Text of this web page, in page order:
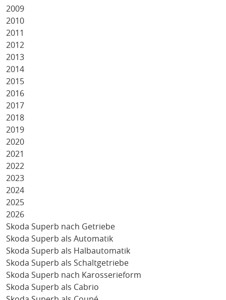
2009
2010
2011
2012
2013
2014
2015
2016
2017
2018
2019
2020
2021
2022
2023
2024
2025
2026
Skoda Superb nach Getriebe
Skoda Superb als Automatik
Skoda Superb als Halbautomatik
Skoda Superb als Schaltgetriebe
Skoda Superb nach Karosserieform
Skoda Superb als Cabrio